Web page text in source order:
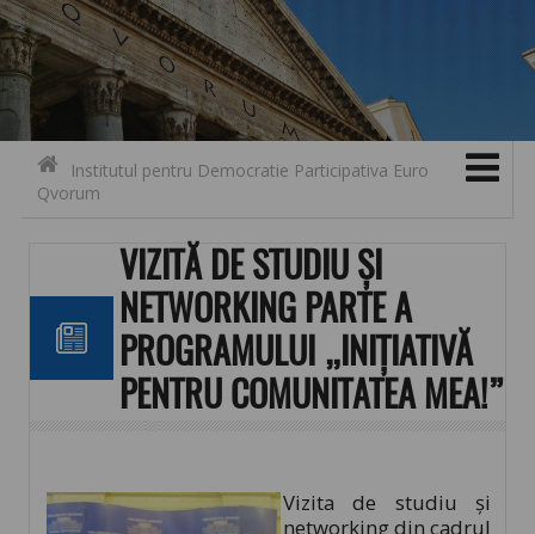
Contact
Skip to content
Institutul pentru Democratie Participativa Euro
Qvorum
VIZITĂ DE STUDIU ȘI
NETWORKING PARTE A
PROGRAMULUI „INIȚIATIVĂ
PENTRU COMUNITATEA MEA!”
Vizita de studiu și
networking din cadrul